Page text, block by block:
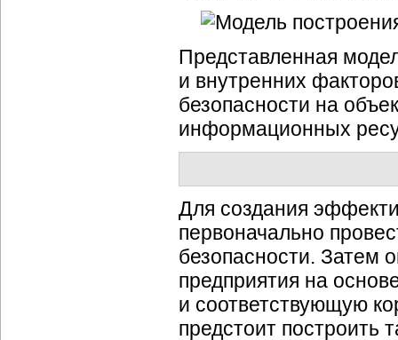
Представленная
и внутренних
безопасности на
информационных
Для создания
первоначально
безопасности. Затем
предприятия на
и соответствующую
предстоит построить